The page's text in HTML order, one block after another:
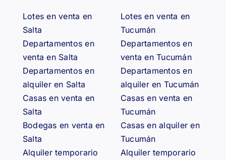
Lotes en venta en
Salta
Departamentos en
venta en Salta
Departamentos en
alquiler en Salta
Casas en venta en
Salta
Bodegas en venta en
Salta
Alquiler temporario
Lotes en venta en
Tucumán
Departamentos en
venta en Tucumán
Departamentos en
alquiler en Tucumán
Casas en venta en
Tucumán
Casas en alquiler en
Tucumán
Alquiler temporario